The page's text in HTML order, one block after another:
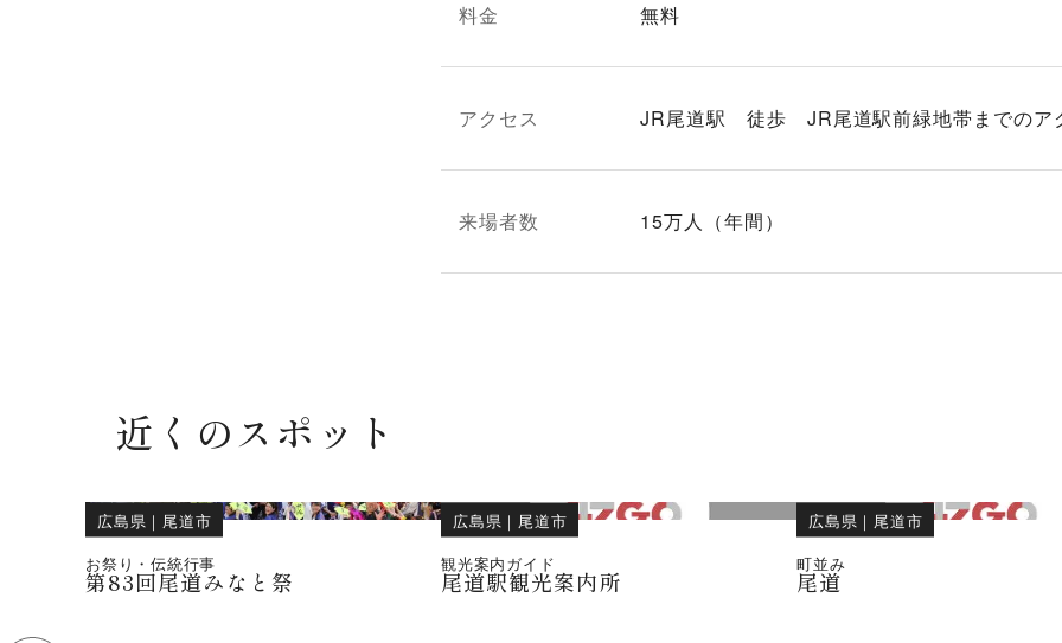
料金 無料
アクセス JR尾道駅 徒歩 JR尾道駅前緑地帯までのア
来場者数 15万人（年間）
近くのスポット
広島県 ｜ 尾道市
お祭り・伝統行事
第83回尾道みなと祭
広島県 ｜ 尾道市
観光案内ガイド
尾道駅観光案内所
広島県 ｜ 尾道市
町並み
尾道